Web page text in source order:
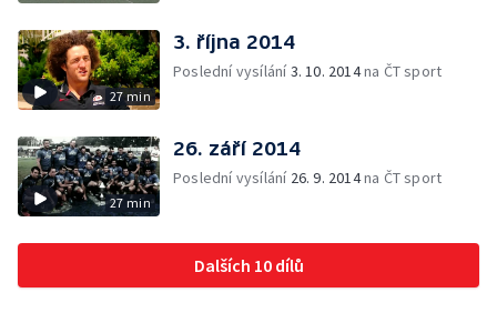
27 min
3. října 2014
Poslední vysílání3. 10. 2014na ČT sport
27 min
26. září 2014
Poslední vysílání 26. 9. 2014na ČT sport
Dalších 10 dílů